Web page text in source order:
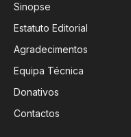
Sinopse
Estatuto Editorial
Agradecimentos
Equipa Técnica
Donativos
Contactos